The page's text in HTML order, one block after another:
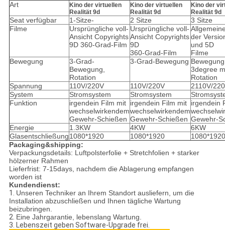
Art
Kino der virtuellen
Realität 9d
Kino der virtuellen
Realität 9d
Kino der
Realität 9d
Seat verfügbar 1-Sitze- 2 Sitze
3 Sitze
Filme
Ursprüngliche voll-
Ansicht Copyrights
9D 360-Grad-Film
Ursprüngliche voll-
Ansicht Copyrights
9D
360-Grad-Film
der
und 5D
Filme
Bewegung
3-Grad-
Bewegung,
Rotation
3-Grad-Bewegung Bewegung
3degree
Rotation
Spannung
110V/220V 110V/220V
2110V/
System
Stromsystem Stromsystem
Funktion
irgendein Film mit
wechselwirkendem
Gewehr-Schießen
irgendein Film mit
wechselwirkendem
Gewehr-Schießen
irgendein
Gewehr-
Energie
1.3KW 4KW
6KW
Glasentschließung1080*1920 1080*1920
1080*1920
Packaging&shipping:
Verpackungsdetails: Luftpolsterfolie + Stretchfolien + starker
hölzerner Rahmen
Lieferfrist: 7-15days, nachdem die Ablagerung empfangen
worden ist
Kundendienst:
1. Unseren Techniker an Ihrem Standort ausliefern, um die
Installation abzuschließen und Ihnen tägliche Wartung
beizubringen.
2. Eine Jahrgarantie, lebenslang Wartung.
3. Lebenszeit geben Software-Upgrade frei.